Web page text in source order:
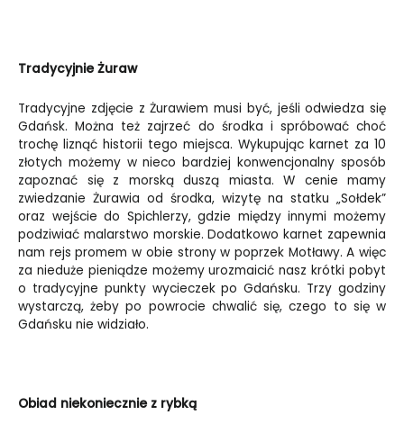
Tradycyjnie Żuraw
Tradycyjne zdjęcie z Żurawiem musi być, jeśli odwiedza się
Gdańsk. Można też zajrzeć do środka i spróbować choć
trochę liznąć historii tego miejsca. Wykupując karnet za 10
złotych możemy w nieco bardziej konwencjonalny sposób
zapoznać się z morską duszą miasta. W cenie mamy
zwiedzanie Żurawia od środka, wizytę na statku „Sołdek”
oraz wejście do Spichlerzy, gdzie między innymi możemy
podziwiać malarstwo morskie. Dodatkowo karnet zapewnia
nam rejs promem w obie strony w poprzek Motławy. A więc
za nieduże pieniądze możemy urozmaicić nasz krótki pobyt
o tradycyjne punkty wycieczek po Gdańsku. Trzy godziny
wystarczą, żeby po powrocie chwalić się, czego to się w
Gdańsku nie widziało.
Obiad niekoniecznie z rybką